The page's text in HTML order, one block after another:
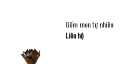
Gốm men tự nhiên
Liên hệ